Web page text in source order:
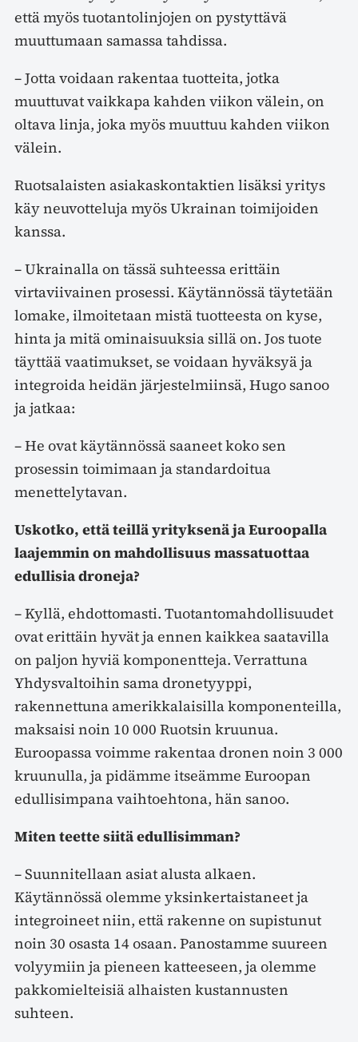
että myös tuotantolinjojen on pystyttävä
muuttumaan samassa tahdissa.
– Jotta voidaan rakentaa tuotteita, jotka
muuttuvat vaikkapa kahden viikon välein, on
oltava linja, joka myös muuttuu kahden viikon
välein.
Ruotsalaisten asiakaskontaktien lisäksi yritys
käy neuvotteluja myös Ukrainan toimijoiden
kanssa.
– Ukrainalla on tässä suhteessa erittäin
virtaviivainen prosessi. Käytännössä täytetään
lomake, ilmoitetaan mistä tuotteesta on kyse,
hinta ja mitä ominaisuuksia sillä on. Jos tuote
täyttää vaatimukset, se voidaan hyväksyä ja
integroida heidän järjestelmiinsä, Hugo sanoo
ja jatkaa:
– He ovat käytännössä saaneet koko sen
prosessin toimimaan ja standardoitua
menettelytavan.
Uskotko, että teillä yrityksenä ja Euroopalla
laajemmin on mahdollisuus massatuottaa
edullisia droneja?
– Kyllä, ehdottomasti. Tuotantomahdollisuudet
ovat erittäin hyvät ja ennen kaikkea saatavilla
on paljon hyviä komponentteja. Verrattuna
Yhdysvaltoihin sama dronetyyppi,
rakennettuna amerikkalaisilla komponenteilla,
maksaisi noin 10 000 Ruotsin kruunua.
Euroopassa voimme rakentaa dronen noin 3 000
kruunulla, ja pidämme itseämme Euroopan
edullisimpana vaihtoehtona, hän sanoo.
Miten teette siitä edullisimman?
– Suunnitellaan asiat alusta alkaen.
Käytännössä olemme yksinkertaistaneet ja
integroineet niin, että rakenne on supistunut
noin 30 osasta 14 osaan. Panostamme suureen
volyymiin ja pieneen katteeseen, ja olemme
pakkomielteisiä alhaisten kustannusten
suhteen.